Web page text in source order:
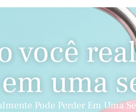
você
em uma
Pode Perder Em Uma